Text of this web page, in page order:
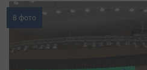
8 фото